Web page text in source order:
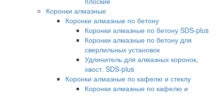
Коронки алмазные
Коронки алмазные по бетону
Коронки алмазные по бетону SDS-plus
Коронки алмазные по бетону для
сверлильных установок
Удлинитель для алмазных коронок,
хвост. SDS-plus
Коронки алмазные по кафелю и стеклу
Коронки алмазные по кафелю и